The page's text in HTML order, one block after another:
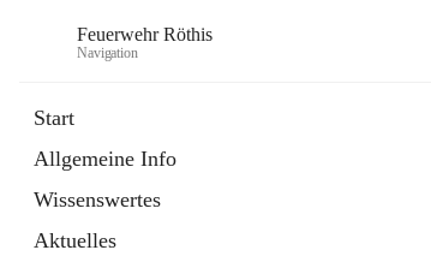
Feuerwehr Röthis
Navigation
Start
Allgemeine Info
Wissenswertes
Aktuelles